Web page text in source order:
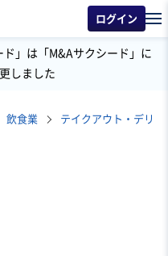
ログイン
」は「M&Aサクシード」に
しました
飲食業 テイクアウト・デリバ